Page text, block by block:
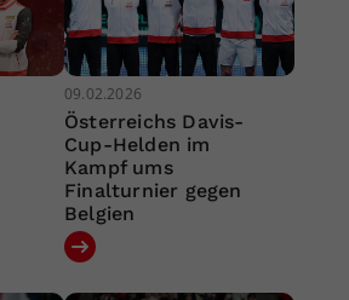
09.02.2026
Österreichs Davis-
Cup-Helden im
Kampf ums
Finalturnier gegen
Belgien